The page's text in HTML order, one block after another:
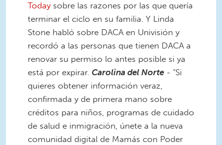
Todaysobre las razones por las que quería
terminar el ciclo en su familia. Y Linda
Stone habló sobre DACA en Univisión y
recordó a las personas que tienen DACA a
renovar su permiso lo antes posible si ya
está por expirar. Carolina del Norte - "Si
quieres obtener información veraz,
confirmada y de primera mano sobre
créditos para niños, programas de cuidado
de salud e inmigración, únete a la nueva
comunidad digital de Mamás con Poder